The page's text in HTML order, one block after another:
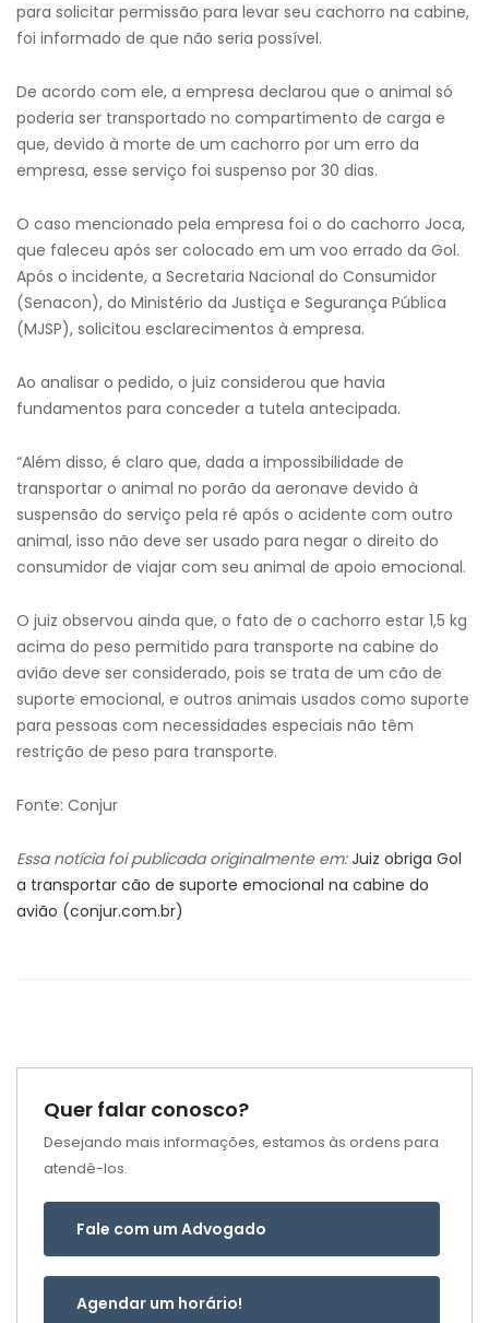
para solicitar permissão para levar seu cachorro na cabine,
foi informado de que não seria possível.
De acordo com ele, a empresa declarou que o animal só
poderia ser transportado no compartimento de carga e
que, devido à morte de um cachorro por um erro da
empresa, esse serviço foi suspenso por 30 dias.
O caso mencionado pela empresa foi o do cachorro Joca,
que faleceu após ser colocado em um voo errado da Gol.
Após o incidente, a Secretaria Nacional do Consumidor
(Senacon), do Ministério da Justiça e Segurança Pública
(MJSP), solicitou esclarecimentos à empresa.
Ao analisar o pedido, o juiz considerou que havia
fundamentos para conceder a tutela antecipada.
“Além disso, é claro que, dada a impossibilidade de
transportar o animal no porão da aeronave devido à
suspensão do serviço pela ré após o acidente com outro
animal, isso não deve ser usado para negar o direito do
consumidor de viajar com seu animal de apoio emocional.
O juiz observou ainda que, o fato de o cachorro estar 1,5 kg
acima do peso permitido para transporte na cabine do
avião deve ser considerado, pois se trata de um cão de
suporte emocional, e outros animais usados como suporte
para pessoas com necessidades especiais não têm
restrição de peso para transporte.
Fonte: Conjur
Essa notícia foi publicada originalmente em: Juiz obriga Gol
a transportar cão de suporte emocional na cabine do
avião (conjur.com.br)
Quer falar conosco?
Desejando mais informações, estamos às ordens para
atendê-los.
Fale com um Advogado
Agendar um horário!